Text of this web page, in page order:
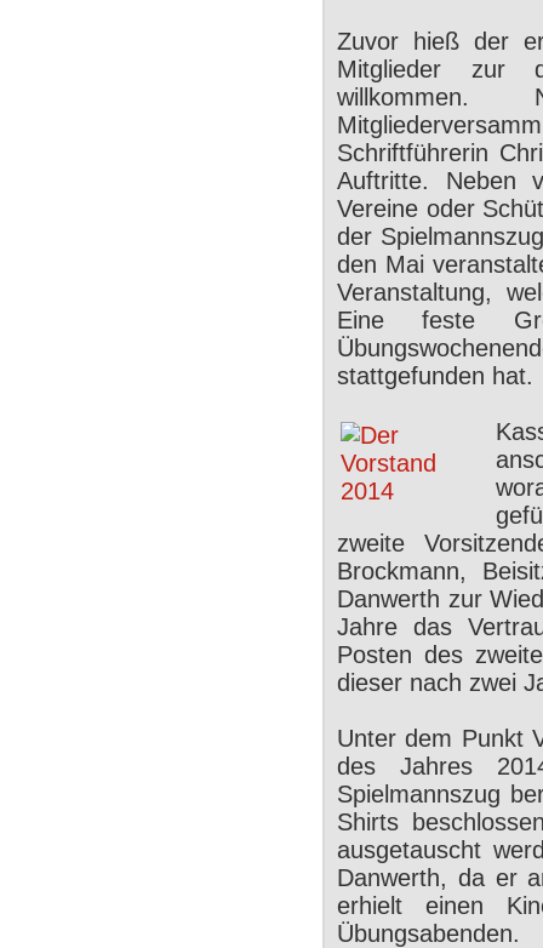
Zuvor hieß der
Mitglieder zur
Schriftführerin
Auftritte. Neben
Vereine oder
der
den Mai
Veranstaltung,
Eine feste
stattgefunden hat.
zweite
Brockmann,
Danwerth zur
Jahre das
Posten des
dieser nach zwei
Unter dem Punkt
des Jahres
Spielmannszug
Shirts
ausgetauscht
Danwerth, da er
erhielt einen
Übungsabenden.